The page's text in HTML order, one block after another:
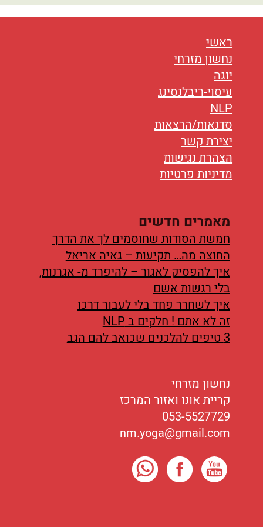
בריאות
תזונה
טיפולים
עיסוי
ראשי
נחשון מזרחי
יוגה
עיסוי-ריבלנסינג
NLP
סדנאות/הרצאות
יצירת קשר
הצהרת נגישות
מדיניות פרטיות
מאמרים חדשים
חמשת הסודות שחוסמים לך את הדרך
החוצה מה… תקיעות – גאיה אריאל
איך להפסיק לאגור – להיפרד מ- אגרנות,
בלי רגשות אשם
איך לשחרר פחד בלי לעבור דרכו
זה לא אתם ! חלקים ב NLP
3 טיפים להלכנים שכואב להם הגב
נחשון מזרחי
קריית אונו ואזור המרכז
053-5527729
nm.yoga@gmail.com